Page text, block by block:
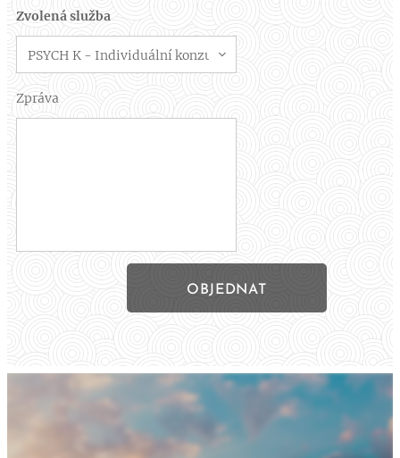
Zvolená služba
Zpráva
OBJEDNAT